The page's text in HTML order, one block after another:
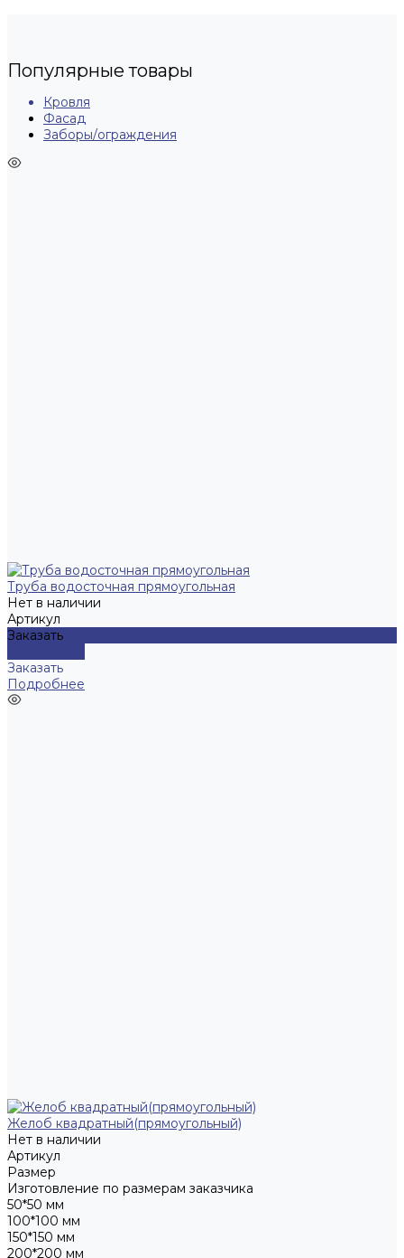
Популярные товары
Кровля
Фасад
Заборы/ограждения
Труба водосточная прямоугольная
Нет в наличии
Артикул
Заказать
Заказать
Подробнее
Желоб квадратный(прямоугольный)
Нет в наличии
Артикул
Размер
Изготовление по размерам заказчика
50*50 мм
100*100 мм
150*150 мм
200*200 мм